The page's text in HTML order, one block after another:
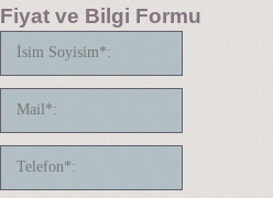
Fiyat ve Bilgi Formu